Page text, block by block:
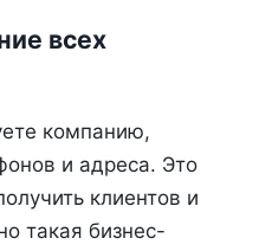
всех
компанию,
и адреса. Это
клиентов и
такая бизнес-